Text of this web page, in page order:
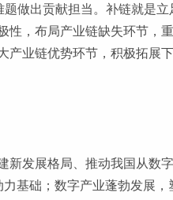
做出贡献担当。补链就是
，布局产业链缺失环节，
业链优势环节，积极拓展
发展格局、推动我国从数
基础；数字产业蓬勃发展